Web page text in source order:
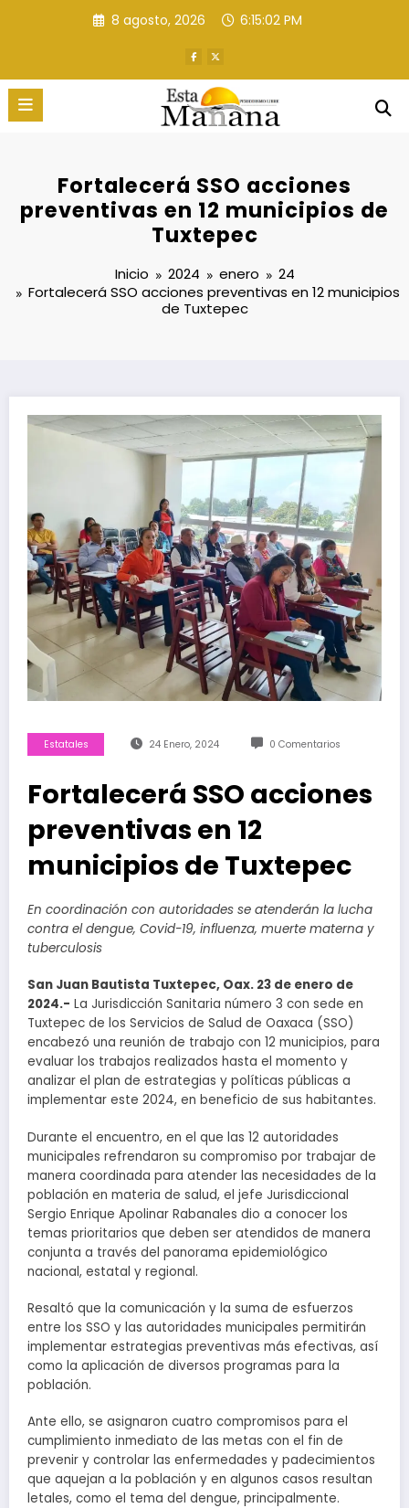
8 agosto, 2026 6:15:03 PM
Fortalecerá SSO acciones
preventivas en 12 municipios de
Tuxtepec
Inicio 2024 enero
24
Fortalecerá SSO acciones preventivas en 12 municipios
de Tuxtepec
Estatales 24 Enero, 2024 0 Comentarios
Fortalecerá SSO acciones
preventivas en 12
municipios de Tuxtepec
En coordinación con autoridades se atenderán la lucha
contra el dengue, Covid-19, influenza, muerte materna y
tuberculosis
San Juan Bautista Tuxtepec, Oax. 23 de enero de
2024.- La Jurisdicción Sanitaria número 3 con sede en
Tuxtepec de los Servicios de Salud de Oaxaca (SSO)
encabezó una reunión de trabajo con 12 municipios, para
evaluar los trabajos realizados hasta el momento y
analizar el plan de estrategias y políticas públicas a
implementar este 2024, en beneficio de sus habitantes.
Durante el encuentro, en el que las 12 autoridades
municipales refrendaron su compromiso por trabajar de
manera coordinada para atender las necesidades de la
población en materia de salud, el jefe Jurisdiccional
Sergio Enrique Apolinar Rabanales dio a conocer los
temas prioritarios que deben ser atendidos de manera
conjunta a través del panorama epidemiológico
nacional, estatal y regional.
Resaltó que la comunicación y la suma de esfuerzos
entre los SSO y las autoridades municipales permitirán
implementar estrategias preventivas más efectivas, así
como la aplicación de diversos programas para la
población.
Ante ello, se asignaron cuatro compromisos para el
cumplimiento inmediato de las metas con el fin de
prevenir y controlar las enfermedades y padecimientos
que aquejan a la población y en algunos casos resultan
letales, como el tema del dengue, principalmente.